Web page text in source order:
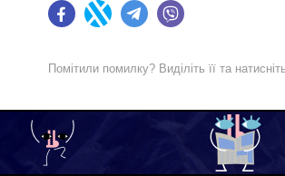
FacebookTwitter Telegram
Помітили помилку? Виділіть її та натисніть